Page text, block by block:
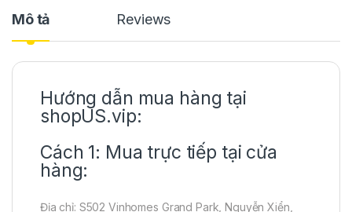
Mô tả Reviews
Hướng dẫn mua hàng tại
shopUS.vip:
Cách 1: Mua trực tiếp tại cửa
hàng:
Địa chỉ: S502 Vinhomes Grand Park, Nguyễn Xiển,